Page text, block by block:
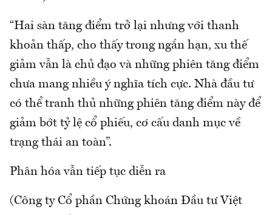
“Hai sàn tăng điểm trở lại nhưng với thanh
khoản thấp, cho thấy trong ngắn hạn, xu thế
giảm vẫn là chủ đạo và những phiên tăng điểm
chưa mang nhiều ý nghĩa tích cực. Nhà đầu tư
có thể tranh thủ những phiên tăng điểm này để
giảm bớt tỷ lệ cổ phiếu, cơ cấu danh mục về
trạng thái an toàn”.
Phân hóa vẫn tiếp tục diễn ra
(Công ty Cổ phần Chứng khoán Đầu tư Việt